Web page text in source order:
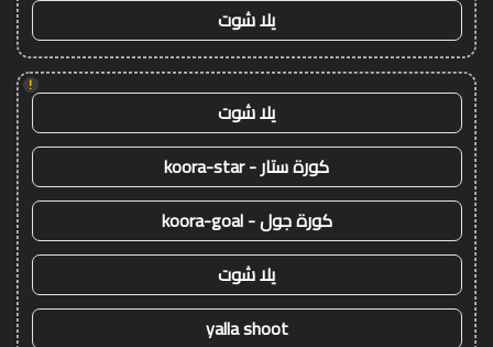
يلا شوت
!
يلا شوت
كورة ستار - koora-star
كورة جول - koora-goal
يلا شوت
yalla shoot